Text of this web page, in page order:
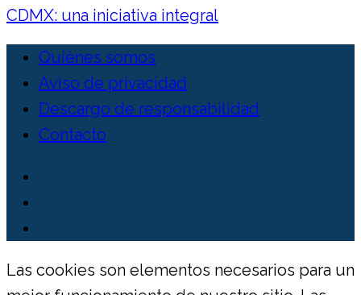
CDMX: una iniciativa integral
Quiénes somos
Aviso de privacidad
Descargo de responsabilidad
Contacto
Las cookies son elementos necesarios para un